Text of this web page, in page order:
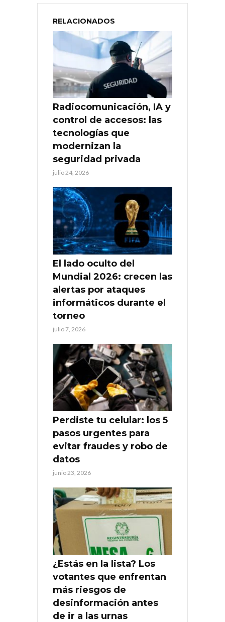
RELACIONADOS
Radiocomunicación, IA y
control de accesos: las
tecnologías que
modernizan la
seguridad privada
julio 24, 2026
El lado oculto del
Mundial 2026: crecen las
alertas por ataques
informáticos durante el
torneo
julio 7, 2026
Perdiste tu celular: los 5
pasos urgentes para
evitar fraudes y robo de
datos
junio 23, 2026
¿Estás en la lista? Los
votantes que enfrentan
más riesgos de
desinformación antes
de ir a las urnas